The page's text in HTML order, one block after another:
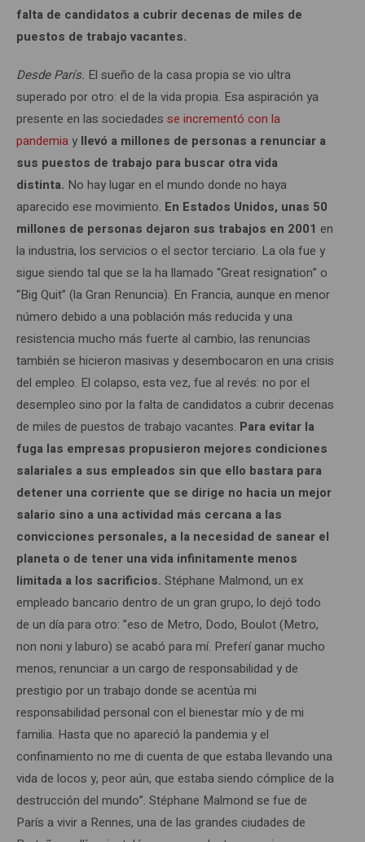
falta de candidatos a cubrir decenas de miles de
puestos de trabajo vacantes.
Desde París. El sueño de la casa propia se vio ultra
superado por otro: el de la vida propia. Esa aspiración ya
presente en las sociedades se incrementó con la
pandemiay llevó a millones de personas a renunciar a
sus puestos de trabajo para buscar otra vida
distinta. No hay lugar en el mundo donde no haya
aparecido ese movimiento. En Estados Unidos, unas 50
millones de personas dejaron sus trabajos en 2001 en
la industria, los servicios o el sector terciario. La ola fue y
sigue siendo tal que se la ha llamado “Great resignation” o
“Big Quit” (la Gran Renuncia). En Francia, aunque en menor
número debido a una población más reducida y una
resistencia mucho más fuerte al cambio, las renuncias
también se hicieron masivas y desembocaron en una crisis
del empleo. El colapso, esta vez, fue al revés: no por el
desempleo sino por la falta de candidatos a cubrir decenas
de miles de puestos de trabajo vacantes. Para evitar la
fuga las empresas propusieron mejores condiciones
salariales a sus empleados sin que ello bastara para
detener una corriente que se dirige no hacia un mejor
salario sino a una actividad más cercana a las
convicciones personales, a la necesidad de sanear el
planeta o de tener una vida infinitamente menos
limitada a los sacrificios. Stéphane Malmond, un ex
empleado bancario dentro de un gran grupo, lo dejó todo
de un día para otro: ”eso de Metro, Dodo, Boulot (Metro,
non noni y laburo) se acabó para mí. Preferí ganar mucho
menos, renunciar a un cargo de responsabilidad y de
prestigio por un trabajo donde se acentúa mi
responsabilidad personal con el bienestar mío y de mi
familia. Hasta que no apareció la pandemia y el
confinamiento no me di cuenta de que estaba llevando una
vida de locos y, peor aún, que estaba siendo cómplice de la
destrucción del mundo”. Stéphane Malmond se fue de
París a vivir a Rennes, una de las grandes ciudades de